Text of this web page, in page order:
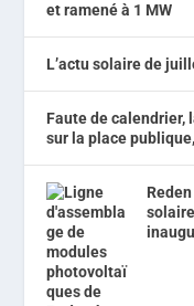
et ramené à 1 MW
L’actu solaire de
Faute de calendrier,
sur la place